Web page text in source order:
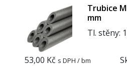
Trubice
mm
Tl. stěny:
53,00 Kč s DPH / bm